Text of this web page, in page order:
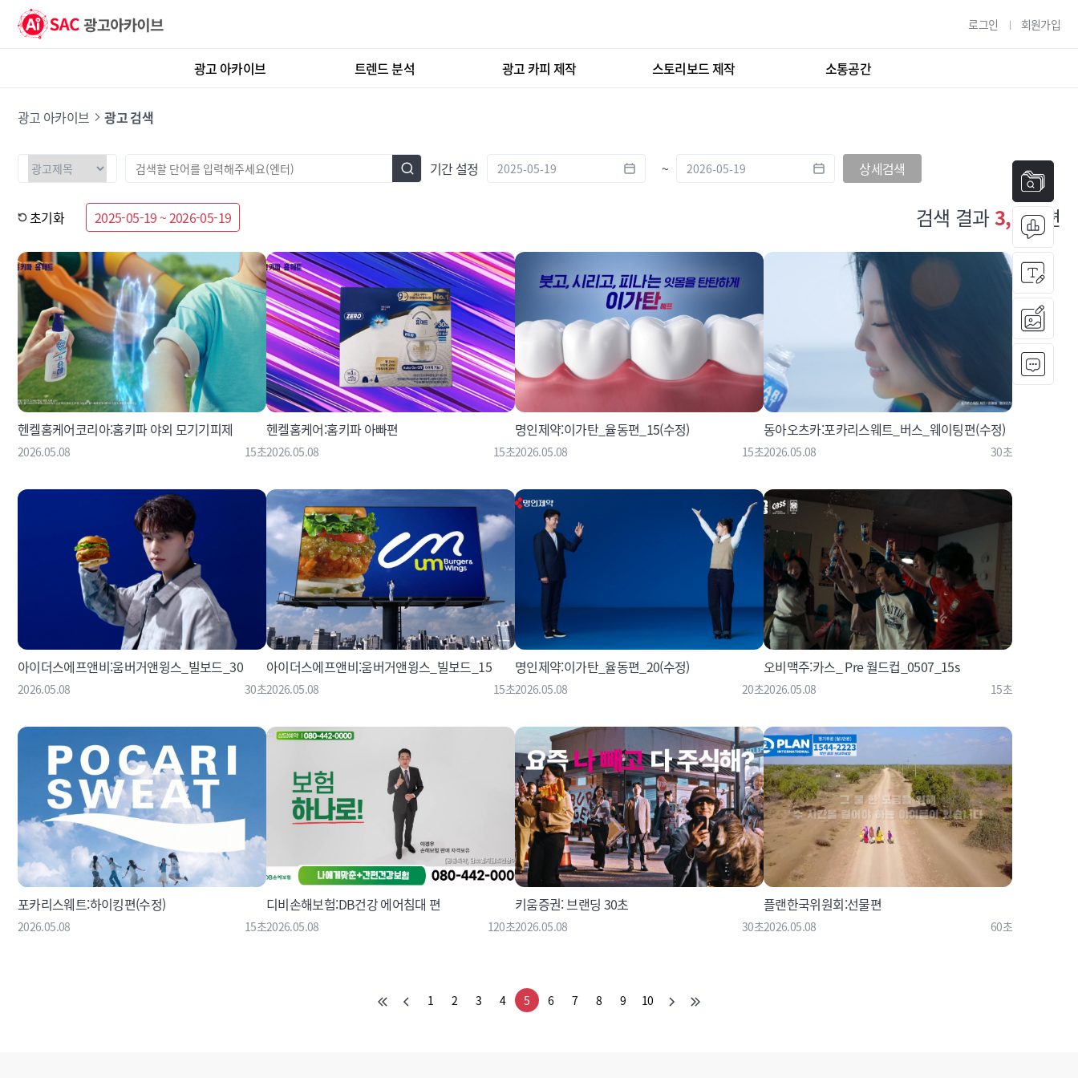
로그인 회원가입
광고 아카이브 트렌드 분석 광고 카피 제작 스토리보드 제작 소통공간
광고 아카이브 광고 검색
기간 설정 ~ 상세검색
초기화 2025-05-19 ~ 2026-05-19 검색 결과3,276편
헨켈홈케어코리아:홈키파 야외 모기기피제
2026.05.08 15초
헨켈홈케어:홈키파 아빠편
2026.05.08 15초
명인제약:이가탄_율동편_15(수정)
2026.05.08 15초
동아오츠카:포카리스웨트_버스_웨이팅편(수정)
2026.05.08 30초
아이더스에프앤비:움버거앤윙스_빌보드_30
2026.05.08 30초
아이더스에프앤비:움버거앤윙스_빌보드_15
2026.05.08 15초
명인제약:이가탄_율동편_20(수정)
2026.05.08 20초
오비맥주:카스_ Pre 월드컵_0507_15s
2026.05.08 15초
포카리스웨트:하이킹편(수정)
2026.05.08 15초
디비손해보험:DB건강 에어침대 편
2026.05.08 120초
키움증권: 브랜딩 30초
2026.05.08 30초
플랜한국위원회:선물편
2026.05.08 60초
1 2 3 4 5 6 7 8 9 10